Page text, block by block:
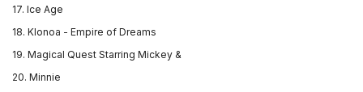
17. Ice Age
18. Klonoa - Empire of Dreams
19. Magical Quest Starring Mickey &
20. Minnie